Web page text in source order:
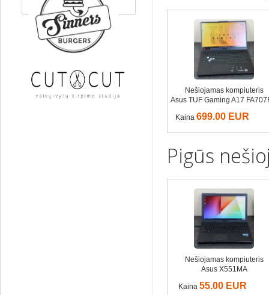
Nešiojamas kompiuteris
Asus TUF Gaming A17
Kaina699.00 EUR
Pigūs
Nešiojamas kompiuteris
Asus X551MA
Kaina 55.00 EUR